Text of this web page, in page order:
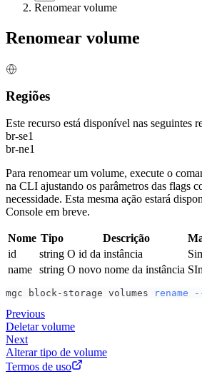
Renomear volume
Renomear volume
Regiões
Este recurso está disponível nas seguintes
br-se1
br-ne1
Para renomear um volume, execute o
na CLI ajustando os parâmetros das flags
necessidade. Esta mesma ação estará
Console em breve.
Nome Tipo Descrição
id
string O id da instância
name string O novo nome da instância
mgc block-storage volumes rename
Previous
Deletar volume
Next
Alterar tipo de volume
Termos de uso